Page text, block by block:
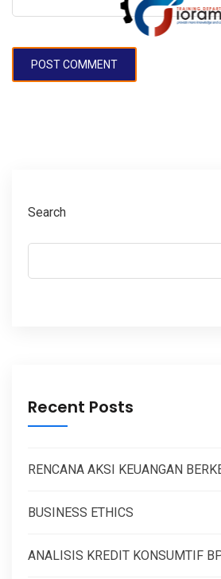
Search
Recent Posts
RENCANA AKSI KEUANGAN
BUSINESS ETHICS
ANALISIS KREDIT KONSUMTIF